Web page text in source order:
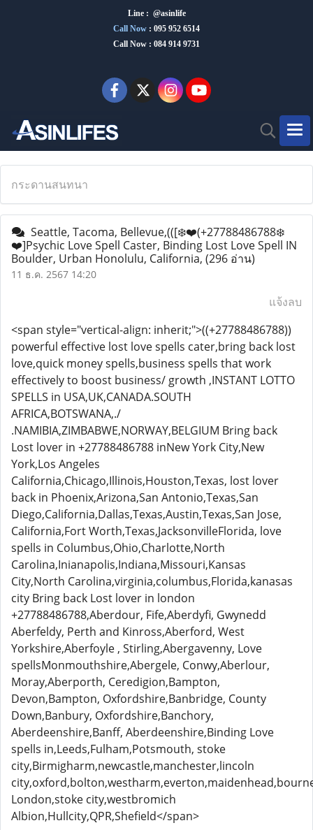
Line : @asinlife
Call Now : 095 952 6514
Call Now : 084 914 9731
กระดานสนทนา
Seattle, Tacoma, Bellevue,(([❄️❤️(+27788486788❄️
❤️]Psychic Love Spell Caster, Binding Lost Love Spell IN
Boulder, Urban Honolulu, California, (296 อ่าน)
11 ธ.ค. 2567 14:20
แจ้งลบ
<span style="vertical-align: inherit;">((+27788486788))
powerful effective lost love spells cater,bring back lost
love,quick money spells,business spells that work
effectively to boost business/ growth ,INSTANT LOTTO
SPELLS in USA,UK,CANADA.SOUTH
AFRICA,BOTSWANA,./
.NAMIBIA,ZIMBABWE,NORWAY,BELGIUM Bring back
Lost lover in +27788486788 inNew York City,New
York,Los Angeles
California,Chicago,Illinois,Houston,Texas, lost lover
back in Phoenix,Arizona,San Antonio,Texas,San
Diego,California,Dallas,Texas,Austin,Texas,San Jose,
California,Fort Worth,Texas,JacksonvilleFlorida, love
spells in Columbus,Ohio,Charlotte,North
Carolina,Inianapolis,Indiana,Missouri,Kansas
City,North Carolina,virginia,columbus,Florida,kanasas
city Bring back Lost lover in london
+27788486788,Aberdour, Fife,Aberdyfi, Gwynedd
Aberfeldy, Perth and Kinross,Aberford, West
Yorkshire,Aberfoyle , Stirling,Abergavenny, Love
spellsMonmouthshire,Abergele, Conwy,Aberlour,
Moray,Aberporth, Ceredigion,Bampton,
Devon,Bampton, Oxfordshire,Banbridge, County
Down,Banbury, Oxfordshire,Banchory,
Aberdeenshire,Banff, Aberdeenshire,Binding Love
spells in,Leeds,Fulham,Potsmouth, stoke
city,Birmigharm,newcastle,manchester,lincoln
London,stoke city,westbromich
Albion,Hullcity,QPR,Shefield</span>